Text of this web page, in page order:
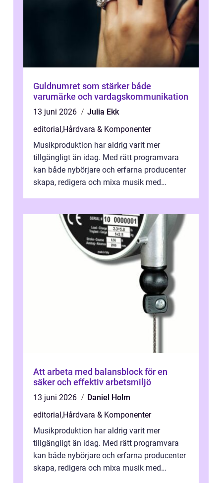
Guldnumret som stärker både
varumärke och vardagskommunikation
13 juni 2026
Julia Ekk
editorial ,Hårdvara & Komponenter
Musikproduktion har aldrig varit mer
tillgängligt än idag. Med rätt programvara
kan både nybörjare och erfarna producenter
skapa, redigera och mixa musik med
Att arbeta med balansblock för en
säker och effektiv arbetsmiljö
13 juni 2026
Daniel Holm
editorial ,Hårdvara & Komponenter
Musikproduktion har aldrig varit mer
tillgängligt än idag. Med rätt programvara
kan både nybörjare och erfarna producenter
skapa, redigera och mixa musik med